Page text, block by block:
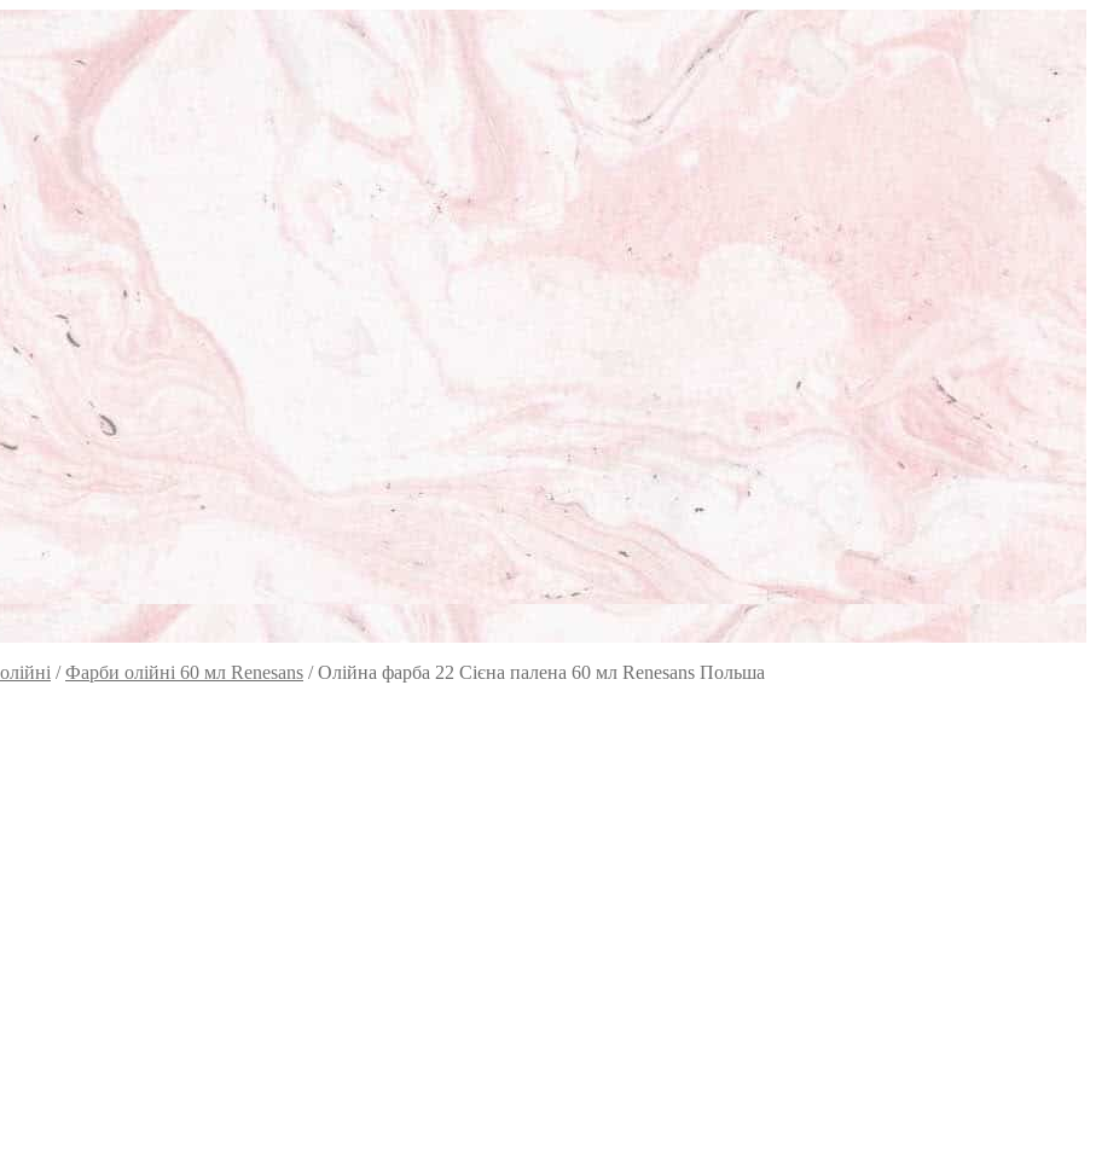
/Фарби олійні 60 мл Renesans /Олійна фарба 22 Сієна палена 60 мл Renesans Польша